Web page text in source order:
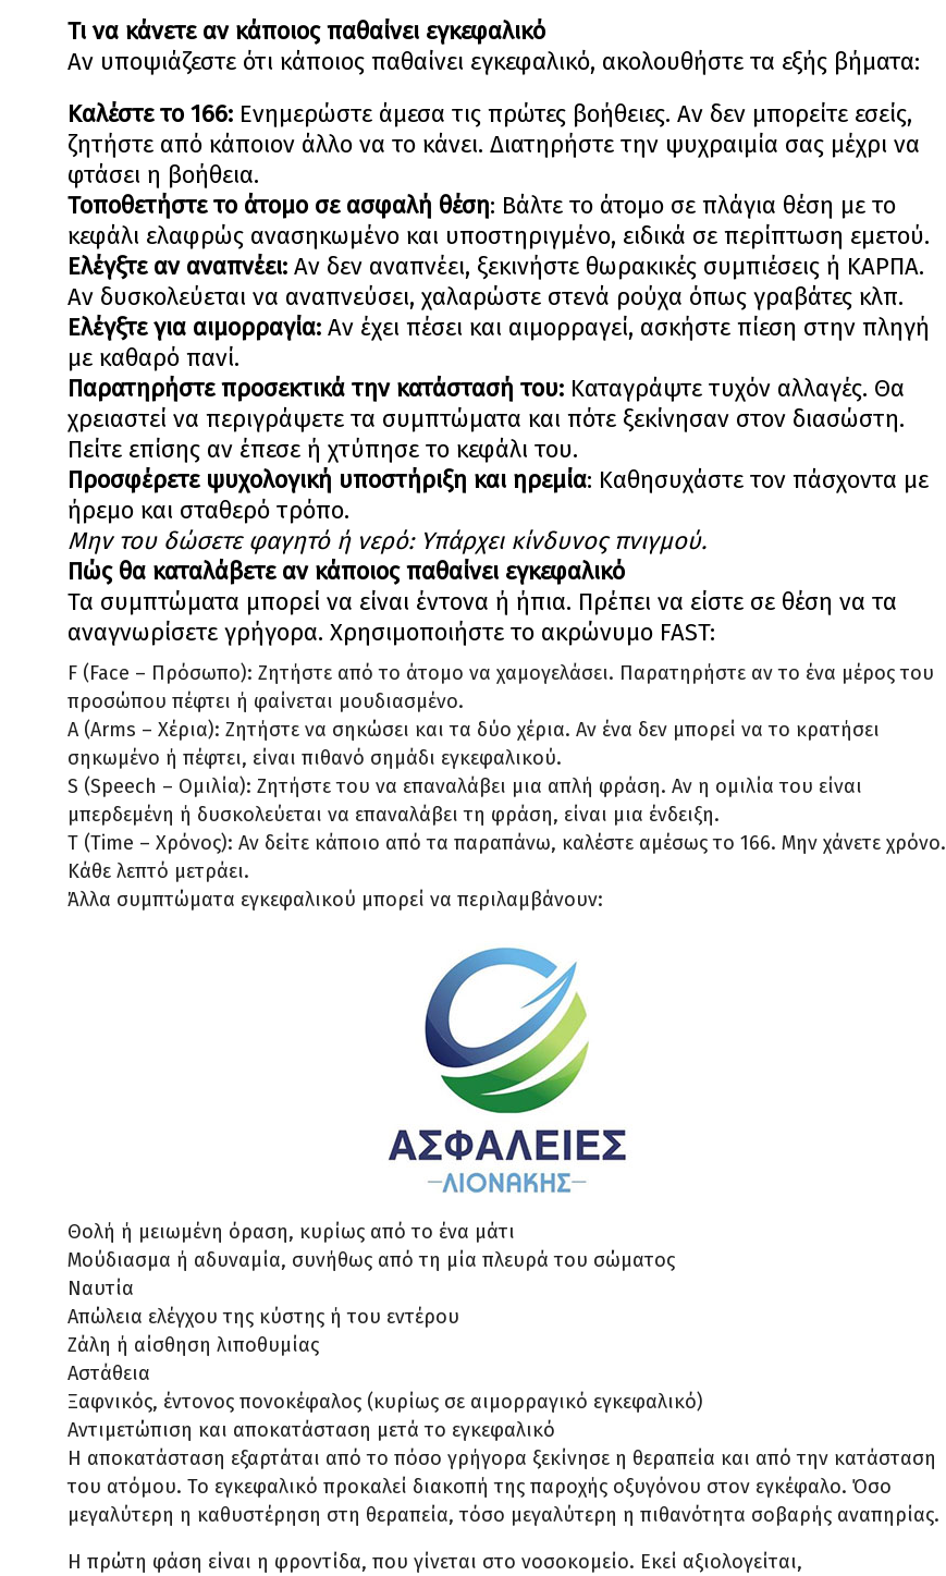
Τι να κάνετε αν κάποιος παθαίνει εγκεφαλικό
Αν υποψιάζεστε ότι κάποιος παθαίνει εγκεφαλικό, ακολουθήστε τα εξής βήματα:
Καλέστε το 166: Ενημερώστε άμεσα τις πρώτες βοήθειες. Αν δεν μπορείτε εσείς,
ζητήστε από κάποιον άλλο να το κάνει. Διατηρήστε την ψυχραιμία σας μέχρι να
φτάσει η βοήθεια.
Τοποθετήστε το άτομο σε ασφαλή θέση: Βάλτε το άτομο σε πλάγια θέση με το
κεφάλι ελαφρώς ανασηκωμένο και υποστηριγμένο, ειδικά σε περίπτωση εμετού.
Ελέγξτε αν αναπνέει: Αν δεν αναπνέει, ξεκινήστε θωρακικές συμπιέσεις ή ΚΑΡΠΑ.
Αν δυσκολεύεται να αναπνεύσει, χαλαρώστε στενά ρούχα όπως γραβάτες κλπ.
Ελέγξτε για αιμορραγία: Αν έχει πέσει και αιμορραγεί, ασκήστε πίεση στην πληγή
με καθαρό πανί.
Παρατηρήστε προσεκτικά την κατάστασή του: Καταγράψτε τυχόν αλλαγές. Θα
χρειαστεί να περιγράψετε τα συμπτώματα και πότε ξεκίνησαν στον διασώστη.
Πείτε επίσης αν έπεσε ή χτύπησε το κεφάλι του.
Προσφέρετε ψυχολογική υποστήριξη και ηρεμία: Καθησυχάστε τον πάσχοντα με
ήρεμο και σταθερό τρόπο.
Μην του δώσετε φαγητό ή νερό: Υπάρχει κίνδυνος πνιγμού.
Πώς θα καταλάβετε αν κάποιος παθαίνει εγκεφαλικό
Τα συμπτώματα μπορεί να είναι έντονα ή ήπια. Πρέπει να είστε σε θέση να τα
αναγνωρίσετε γρήγορα. Χρησιμοποιήστε το ακρώνυμο FAST:
F (Face – Πρόσωπο): Ζητήστε από το άτομο να χαμογελάσει. Παρατηρήστε αν το ένα μέρος του
προσώπου πέφτει ή φαίνεται μουδιασμένο.
A (Arms – Χέρια): Ζητήστε να σηκώσει και τα δύο χέρια. Αν ένα δεν μπορεί να το κρατήσει
σηκωμένο ή πέφτει, είναι πιθανό σημάδι εγκεφαλικού.
S (Speech – Ομιλία): Ζητήστε του να επαναλάβει μια απλή φράση. Αν η ομιλία του είναι
μπερδεμένη ή δυσκολεύεται να επαναλάβει τη φράση, είναι μια ένδειξη.
T (Time – Χρόνος): Αν δείτε κάποιο από τα παραπάνω, καλέστε αμέσως το 166. Μην χάνετε χρόνο.
Κάθε λεπτό μετράει.
Άλλα συμπτώματα εγκεφαλικού μπορεί να περιλαμβάνουν:
Θολή ή μειωμένη όραση, κυρίως από το ένα μάτι
Μούδιασμα ή αδυναμία, συνήθως από τη μία πλευρά του σώματος
Ναυτία
Απώλεια ελέγχου της κύστης ή του εντέρου
Ζάλη ή αίσθηση λιποθυμίας
Αστάθεια
Ξαφνικός, έντονος πονοκέφαλος (κυρίως σε αιμορραγικό εγκεφαλικό)
Αντιμετώπιση και αποκατάσταση μετά το εγκεφαλικό
Η αποκατάσταση εξαρτάται από το πόσο γρήγορα ξεκίνησε η θεραπεία και από την κατάσταση
του ατόμου. Το εγκεφαλικό προκαλεί διακοπή της παροχής οξυγόνου στον εγκέφαλο. Όσο
μεγαλύτερη η καθυστέρηση στη θεραπεία, τόσο μεγαλύτερη η πιθανότητα σοβαρής αναπηρίας.
Η πρώτη φάση είναι η φροντίδα, που γίνεται στο νοσοκομείο. Εκεί αξιολογείται,